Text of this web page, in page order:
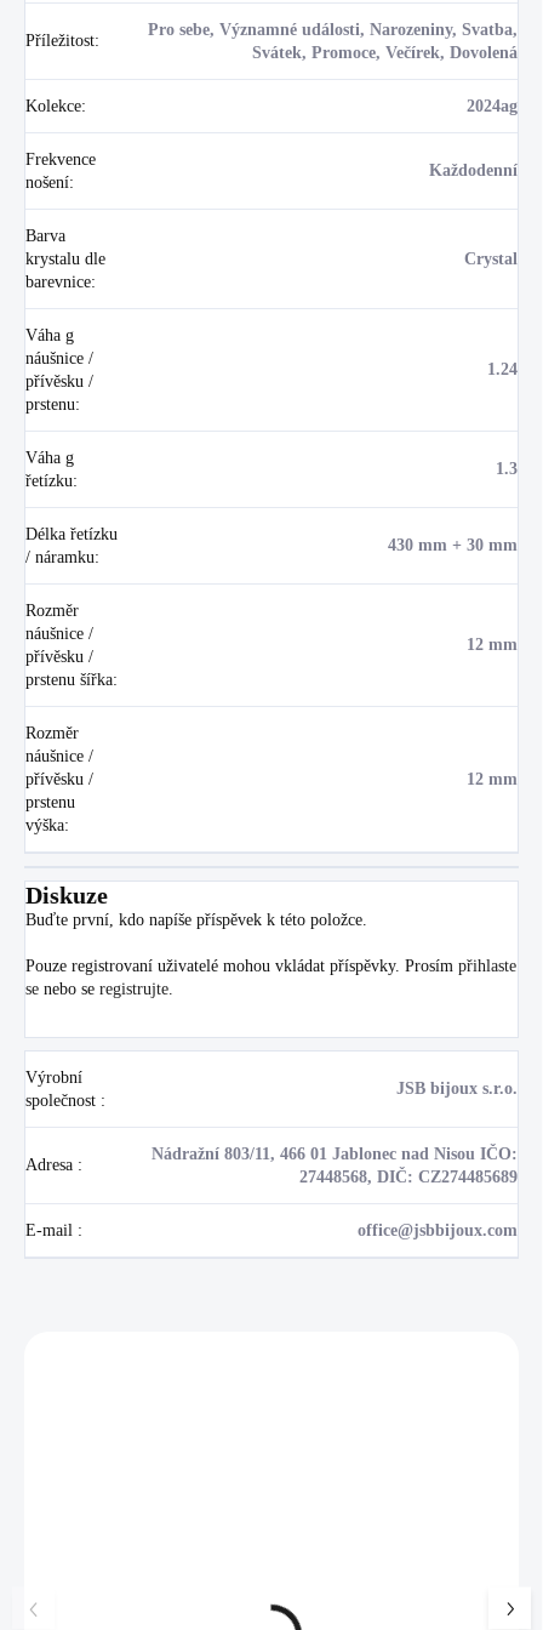
Příležitost:
Pro sebe, Významné události, Narozeniny, Svatba,
Svátek, Promoce, Večírek, Dovolená
Kolekce: 2024ag
Frekvence
nošení:
Každodenní
Barva
krystalu dle
barevnice:
Crystal
Váha g
náušnice /
přívěsku /
prstenu:
1.24
Váha g
řetízku:
1.3
Délka řetízku
/ náramku:
430 mm + 30 mm
Rozměr
náušnice /
přívěsku /
prstenu šířka:
12 mm
Rozměr
náušnice /
přívěsku /
prstenu
výška:
12 mm
Diskuze
Buďte první, kdo napíše příspěvek k této položce.
Pouze registrovaní uživatelé mohou vkládat příspěvky. Prosím přihlaste
se nebo se registrujte
Výrobní
společnost :
JSB bijoux s.r.o.
Adresa :
Nádražní 803/11, 466 01 Jablonec nad Nisou IČO:
27448568, DIČ: CZ274485689
E-mail : office@jsbbijoux.com